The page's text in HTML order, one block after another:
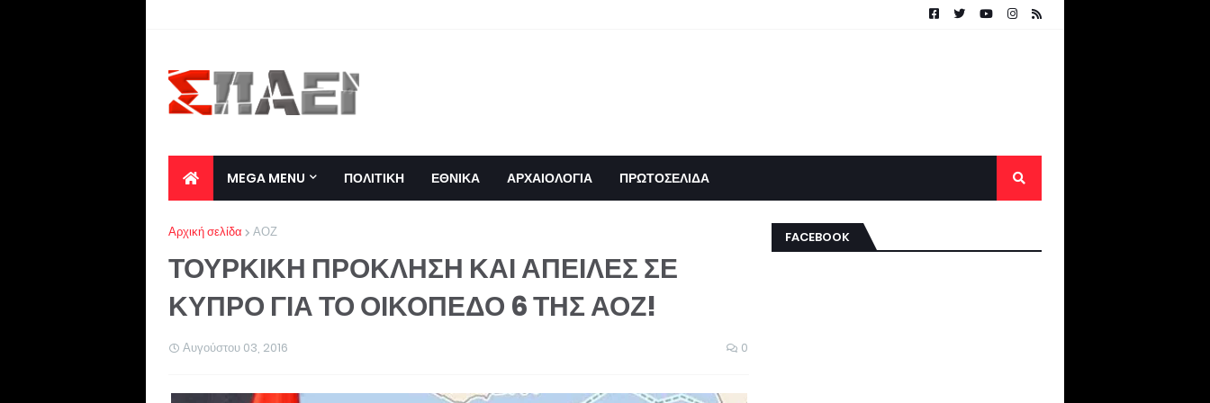
MEGA MENU ΠΟΛΙΤΙΚΗ ΕΘΝΙΚΑ ΑΡΧΑΙΟΛΟΓΙΑ ΠΡΩΤΟΣΕΛΙΔΑ
Αρχική σελίδα ΑΟΖ
ΤΟΥΡΚΙΚΗ ΠΡΟΚΛΗΣΗ ΚΑΙ ΑΠΕΙΛΕΣ ΣΕ
ΚΥΠΡΟ ΓΙΑ ΤΟ ΟΙΚΟΠΕΔΟ 6 ΤΗΣ ΑΟΖ!
Αυγούστου 03, 2016 0
FACEBOOK